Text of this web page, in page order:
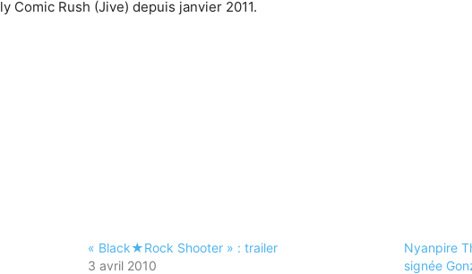
Comic Rush (Jive) depuis janvier 2011.
« Black★Rock Shooter » : trailer
3 avril 2010
Nyanpire
signée